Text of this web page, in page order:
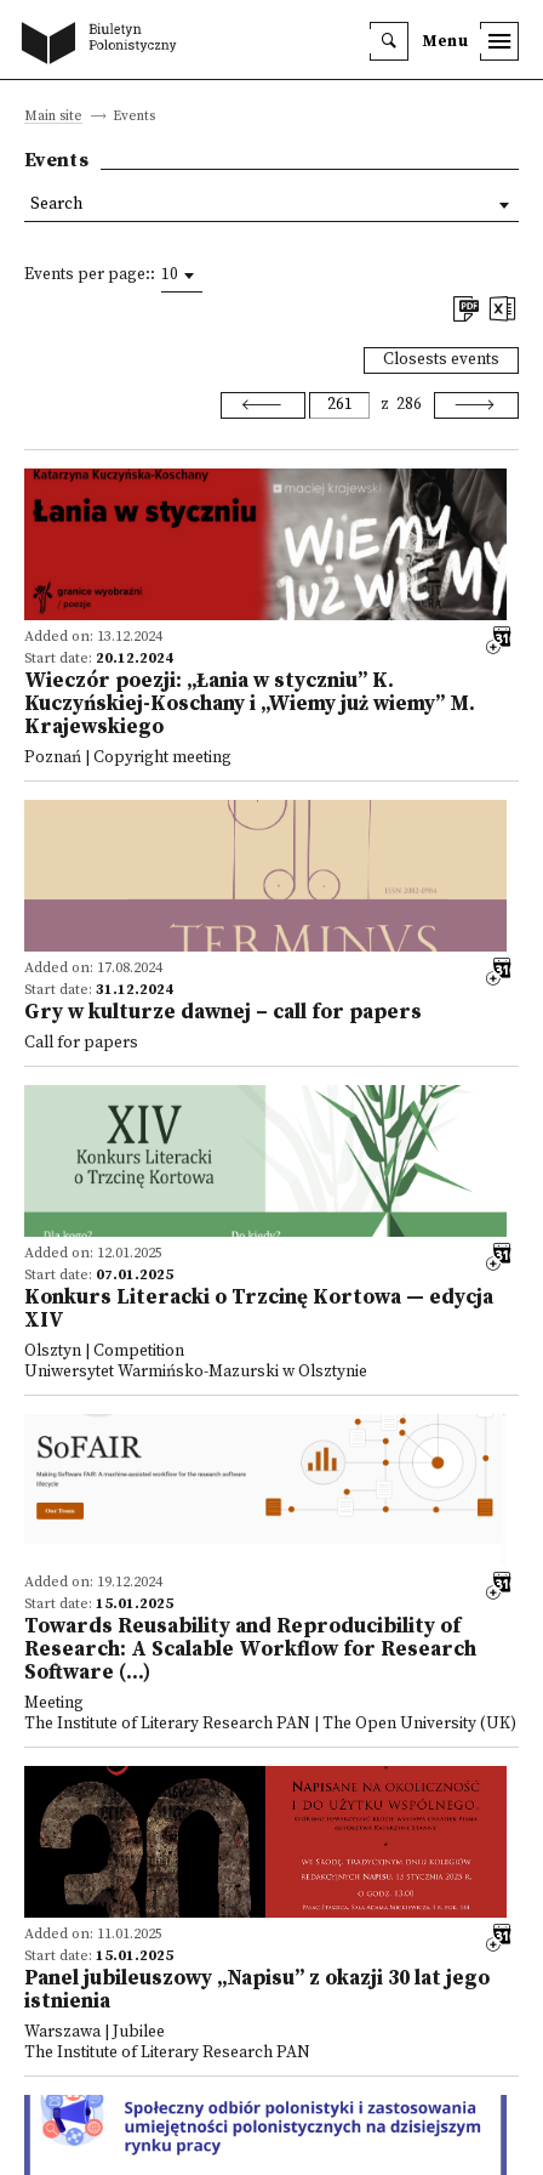
Menu
Main site Events
Events
Events per page:: 10
Closests events
z 286
Added on: 13.12.2024
Start date: 20.12.2024
Wieczór poezji: „Łania w styczniu” K.
Kuczyńskiej-Koschany i „Wiemy już wiemy” M.
Krajewskiego
Poznań | Copyright meeting
Added on: 17.08.2024
Start date: 31.12.2024
Gry w kulturze dawnej – call for papers
Call for papers
Added on: 12.01.2025
Start date: 07.01.2025
Konkurs Literacki o Trzcinę Kortowa — edycja
XIV
Olsztyn | Competition
Uniwersytet Warmińsko-Mazurski w Olsztynie
Added on: 19.12.2024
Start date: 15.01.2025
Towards Reusability and Reproducibility of
Research: A Scalable Workflow for Research
Software (...)
Meeting
The Institute of Literary Research PAN | The Open University (UK)
Added on: 11.01.2025
Start date: 15.01.2025
Panel jubileuszowy „Napisu” z okazji 30 lat jego
istnienia
Warszawa | Jubilee
The Institute of Literary Research PAN
Search